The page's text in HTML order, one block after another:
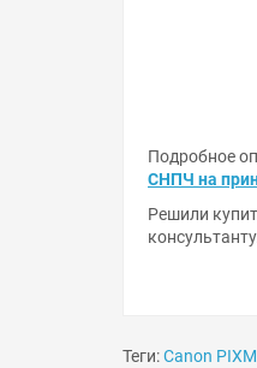
Подробное
СНПЧ на
Решили
Теги:Canon